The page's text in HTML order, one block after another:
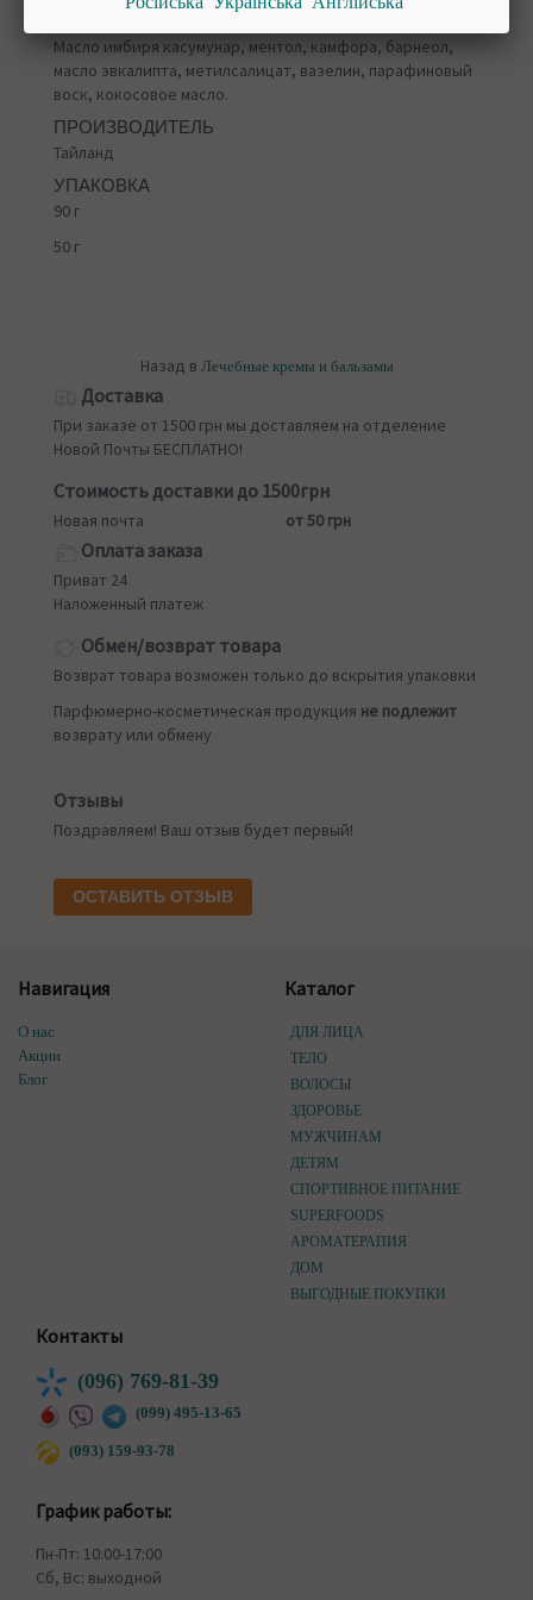
Масло имбиря касумунар, ментол, камфора, барнеол,
масло эвкалипта, метилсалицат, вазелин, парафиновый
воск, кокосовое масло.
ПРОИЗВОДИТЕЛЬ
Тайланд
УПАКОВКА
90 г
50 г
Назад в Лечебные кремы и бальзамы
Доставка
При заказе от 1500 грн мы доставляем на отделение
Новой Почты БЕСПЛАТНО!
Стоимость доставки до 1500грн
Новая почта от 50 грн
Оплата заказа
Приват 24
Наложенный платеж
Обмен/возврат товара
Возврат товара возможен только до вскрытия упаковки
Парфюмерно-косметическая продукция не подлежит
возврату или обмену
Отзывы
Поздравляем! Ваш отзыв будет первый!
ОСТАВИТЬ ОТЗЫВ
Навигация
О нас
Акции
Блог
Каталог
ДЛЯ ЛИЦА
ТЕЛО
ВОЛОСЫ
ЗДОРОВЬЕ
МУЖЧИНАМ
ДЕТЯМ
СПОРТИВНОЕ ПИТАНИЕ
SUPERFOODS
АРОМАТЕРАПИЯ
ДОМ
ВЫГОДНЫЕ ПОКУПКИ
Контакты
(096) 769-81-39
(099) 495-13-65
(093) 159-93-78
График работы:
Пн-Пт: 10:00-17:00
Сб, Вс: выходной